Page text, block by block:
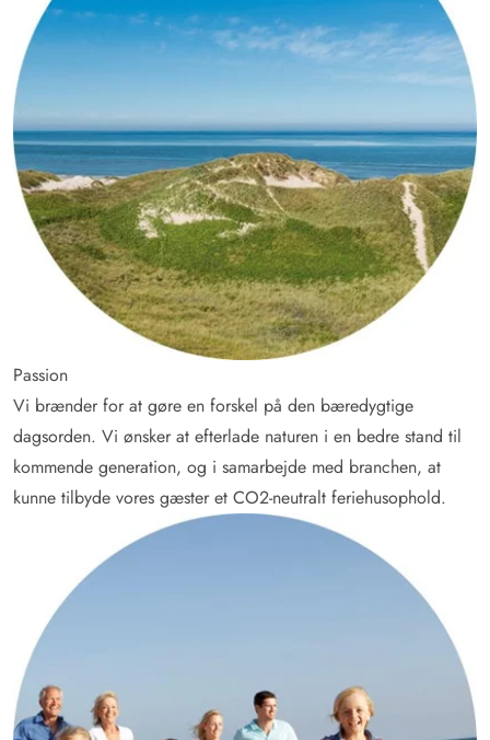
Passion
Vi brænder for at gøre en forskel på den bæredygtige
dagsorden. Vi ønsker at efterlade naturen i en bedre stand til
kommende generation, og i samarbejde med branchen, at
kunne tilbyde vores gæster et CO2-neutralt feriehusophold.